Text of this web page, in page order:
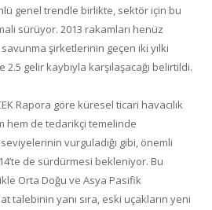
genel trendle birlikte, sektör için bu
sürüyor. 2013 rakamları henüz
şirketlerinin geçen iki yılki
gelir kaybıyla karşılaşacağı belirtildi.
Rapora göre küresel ticari havacılık
hem de tedarikçi temelinde
vurguladığı gibi, önemli
de sürdürmesi bekleniyor. Bu
Orta Doğu ve Asya Pasifik
talebinin yanı sıra, eski uçakların yeni